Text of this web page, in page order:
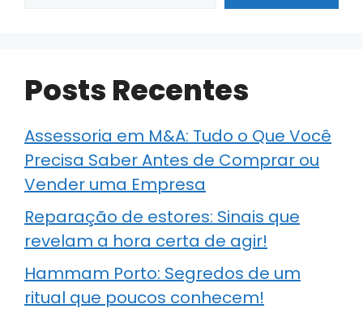
Posts Recentes
Assessoria em M&A: Tudo o Que Você
Precisa Saber Antes de Comprar ou
Vender uma Empresa
Reparação de estores: Sinais que
revelam a hora certa de agir!
Hammam Porto: Segredos de um
ritual que poucos conhecem!